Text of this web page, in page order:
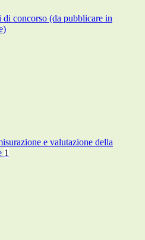
di concorso (da pubblicare in
e valutazione della
1